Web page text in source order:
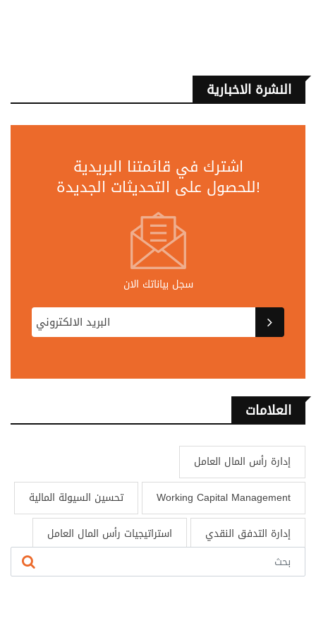
النشرة الاخبارية
اشترك في قائمتنا البريدية
للحصول على التحديثات الجديدة!
سجل بياناتك الان
العلامات
إدارة رأس المال العامل
Working Capital Management
تحسين السيولة المالية
إدارة التدفق النقدي
استراتيجيات رأس المال العامل